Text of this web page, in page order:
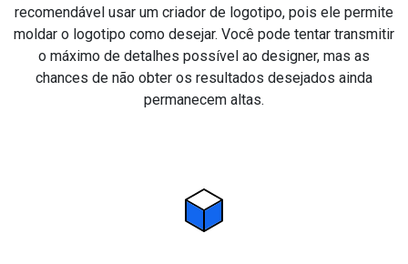
recomendável usar um criador de logotipo, pois ele permite
moldar o logotipo como desejar. Você pode tentar transmitir
o máximo de detalhes possível ao designer, mas as
chances de não obter os resultados desejados ainda
permanecem altas.